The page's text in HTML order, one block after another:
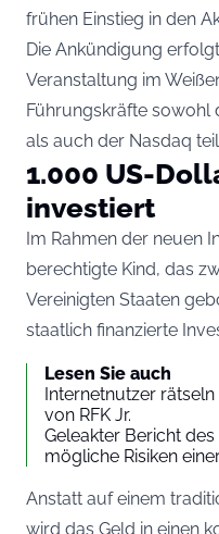
frühen Einstieg in den
Die Ankündigung
Veranstaltung im
Führungskräfte sowohl
als auch der Nasdaq
1.000 US-
investiert
Im Rahmen der neuen
berechtigte Kind, das
Vereinigten Staaten
staatlich finanzierte
Lesen Sie auch
Internetnutzer
von RFK Jr.
Geleakter Bericht
mögliche Risiken
Anstatt auf einem
wird das Geld in einen